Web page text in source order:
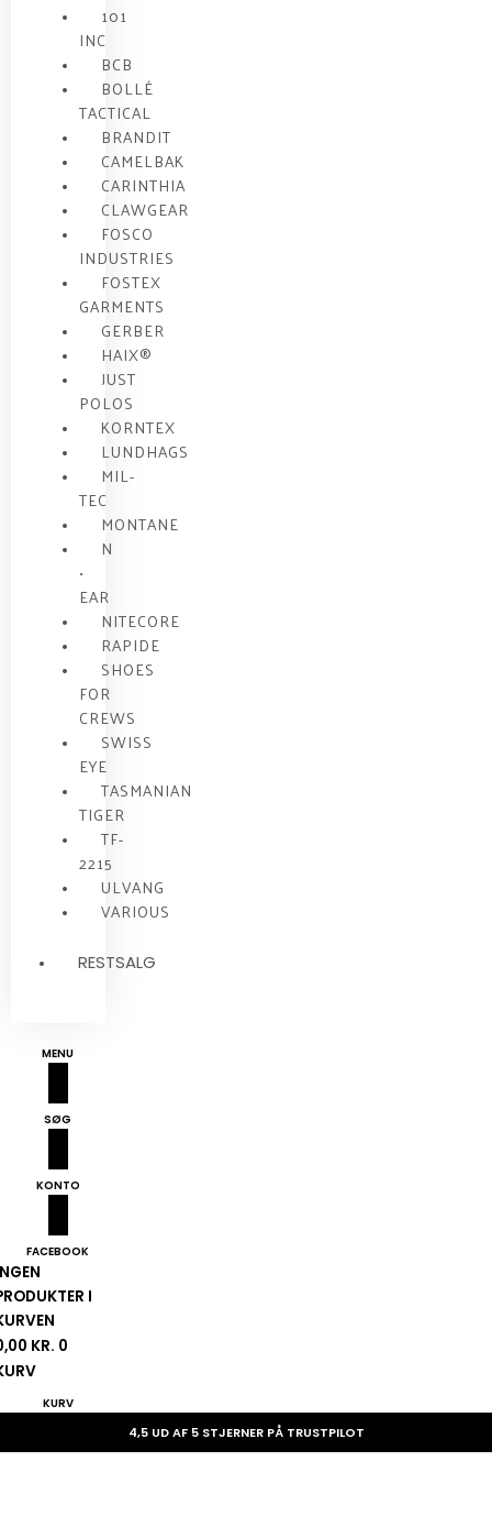
101
INC
BCB
BOLLÉ
TACTICAL
BRANDIT
CAMELBAK
CARINTHIA
CLAWGEAR
FOSCO
INDUSTRIES
FOSTEX
GARMENTS
GERBER
HAIX®
JUST
POLOS
KORNTEX
LUNDHAGS
MIL-
TEC
MONTANE
N
•
EAR
NITECORE
RAPIDE
SHOES
FOR
CREWS
SWISS
EYE
TASMANIAN
TIGER
TF-
2215
ULVANG
VARIOUS
RESTSALG
MENU
SØG
KONTO
FACEBOOK
I
KR. 0
KURV
4,5 UD AF 5 STJERNER PÅ TRUSTPILOT